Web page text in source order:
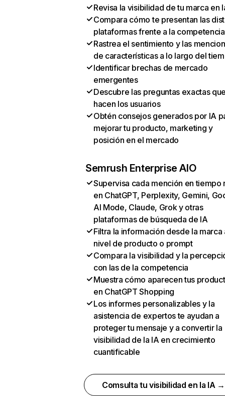
Revisa la visibilidad de tu marca en
Compara cómo te presentan las
plataformas frente a la competencia
Rastrea el sentimiento y las
de características a lo largo del
Identificar brechas de mercado
emergentes
Descubre las preguntas exactas
hacen los usuarios
Obtén consejos generados por IA
mejorar tu producto, marketing y
posición en el mercado
Semrush Enterprise AIO
Supervisa cada mención en tiempo
en ChatGPT, Perplexity, Gemini,
AI Mode, Claude, Grok y otras
plataformas de búsqueda de IA
Filtra la información desde la marca
nivel de producto o prompt
Compara la visibilidad y la
con las de la competencia
Muestra cómo aparecen tus
en ChatGPT Shopping
Los informes personalizables y la
asistencia de expertos te ayudan a
proteger tu mensaje y a convertir la
visibilidad de la IA en crecimiento
cuantificable
Comsulta tu visibilidad en la IA →